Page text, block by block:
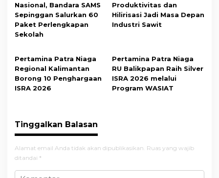
Nasional, Bandara SAMS
Sepinggan Salurkan 60
Paket Perlengkapan
Sekolah
Produktivitas dan
Hilirisasi Jadi Masa Depan
Industri Sawit
Pertamina Patra Niaga
Regional Kalimantan
Borong 10 Penghargaan
ISRA 2026
Pertamina Patra Niaga
RU Balikpapan Raih Silver
ISRA 2026 melalui
Program WASIAT
Tinggalkan Balasan
Alamat email Anda tidak akan dipublikasikan. Ruas yang wajib
ditandai *